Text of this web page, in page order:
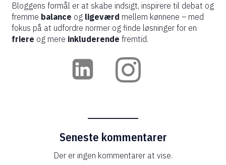
Bloggens formål er at skabe indsigt, inspirere til debat og
fremme balance og ligeværd mellem kønnene – med
fokus på at udfordre normer og finde løsninger for en
friere og mere inkluderende fremtid.
Seneste kommentarer
Der er ingen kommentarer at vise.